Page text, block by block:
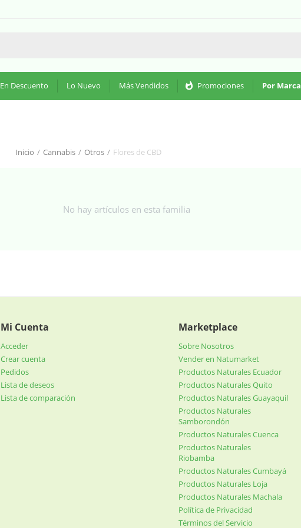
En Descuento Lo Nuevo Más Vendidos whatshot Promociones Por Marca
Inicio / Cannabis / Otros / Flores de CBD
No hay artículos en esta familia
Mi Cuenta
Acceder
Crear cuenta
Pedidos
Lista de deseos
Lista de comparación
Marketplace
Sobre Nosotros
Vender en Natumarket
Productos Naturales Ecuador
Productos Naturales Quito
Productos Naturales Guayaquil
Productos Naturales
Samborondón
Productos Naturales Cuenca
Productos Naturales
Riobamba
Productos Naturales Cumbayá
Productos Naturales Loja
Productos Naturales Machala
Política de Privacidad
Términos del Servicio